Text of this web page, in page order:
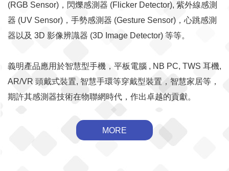
(RGB Sensor)，閃爍感測器 (Flicker Detector), 紫外線感測
器 (UV Sensor)，手勢感測器 (Gesture Sensor)，心跳感測
器以及 3D 影像辨識器 (3D Image Detector) 等等。
義明產品應用於智慧型手機，平板電腦 , NB PC, TWS 耳機,
AR/VR 頭戴式裝置, 智慧手環等穿戴型裝置，智慧家居等，
期許其感測器技術在物聯網時代，作出卓越的貢獻。
MORE